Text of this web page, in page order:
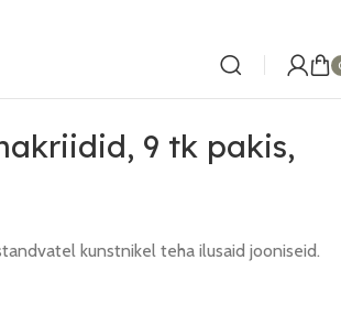
9 tk pakis,
kunstnikel teha ilusaid jooniseid.